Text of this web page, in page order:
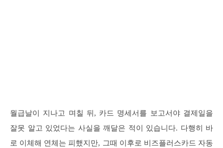
월급날이 지나고 며칠 뒤, 카드 명세서를 보고서야 결제일을
잘못 알고 있었다는 사실을 깨달은 적이 있습니다. 다행히 바
로 이체해 연체는 피했지만, 그때 이후로 비즈플러스카드 자동